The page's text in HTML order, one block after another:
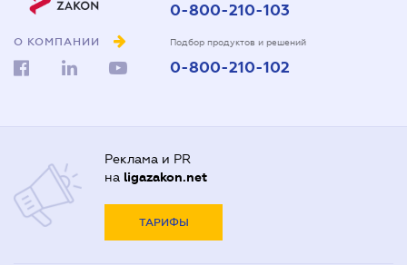
О КОМПАНИИ
0-800-210-103
Подбор продуктов и решений
0-800-210-102
Реклама и PR
на ligazakon.net
ТАРИФЫ